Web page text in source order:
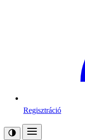
Regisztráció